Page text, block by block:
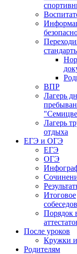
ВПР
Лагерь
Лагерь
отдыха
ЕГЭ и ОГЭ
ЕГЭ
ОГЭ
Итоговое
Порядок
После уроков
Кружки
Родителям